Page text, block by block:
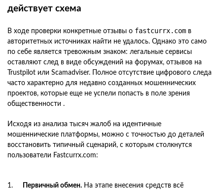
действует схема
В ходе проверки конкретные отзывы о fastcurrx.com в
авторитетных источниках найти не удалось. Однако это само
по себе является тревожным знаком: легальные сервисы
оставляют след в виде обсуждений на форумах, отзывов на
Trustpilot или Scamadviser. Полное отсутствие цифрового следа
часто характерно для недавно созданных мошеннических
проектов, которые еще не успели попасть в поле зрения
общественности .
Исходя из анализа тысяч жалоб на идентичные
мошеннические платформы, можно с точностью до деталей
восстановить типичный сценарий, с которым столкнутся
пользователи Fastcurrx.com:
Первичный обмен. На этапе внесения средств всё